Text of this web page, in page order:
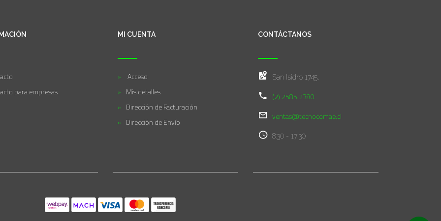
para empresas
MI CUENTA
Acceso
Mis detalles
Dirección de Facturación
Dirección de Envío
CONTÁCTANOS
San Isidro 1745,
(2) 2585 2380
ventas@tecnocomae.cl
8:30 - 17:30